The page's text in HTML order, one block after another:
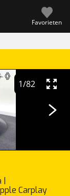
Favorieten
Carplay
1/82